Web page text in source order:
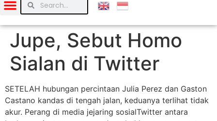
Jupe, Sebut Homo
Sialan di Twitter
SETELAH hubungan percintaan Julia Perez dan Gaston
Castano kandas di tengah jalan, keduanya terlihat tidak
akur. Perang di media jejaring sosialTwitter antara